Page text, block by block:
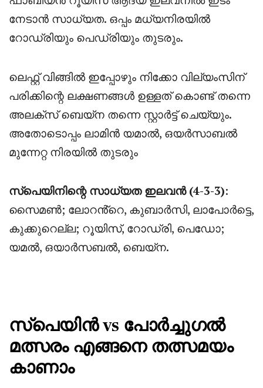
നേടാൻ സാധ്യത. ഒപ്പം മധ്യനിരയിൽ
റോഡ്രിയും പെഡ്രിയും തുടരും.
ലെഫ്റ്റ് വിങ്ങിൽ ഇപ്പോഴും നിക്കോ വില്യംസിന്
പരിക്കിന്റെ ലക്ഷണങ്ങൾ ഉള്ളത് കൊണ്ട് തന്നെ
അലക്സ് ബെയ്‌ന തന്നെ സ്റ്റാർട്ട്‌ ചെയ്യും.
അതോടൊപ്പം ലാമിൻ യമാൽ, ഒയർസാബൽ
മുന്നേറ്റ നിരയിൽ തുടരും
സ്പെയിനിന്റെ സാധ്യത ഇലവൻ (4-3-3):
സൈമൺ; ലോറൻ്റെ, കുബാർസി, ലാപോർട്ടെ,
കുക്കുറെല്ല; റൂയിസ്, റോഡ്രി, പെഡോ;
യമൽ, ഒയാർസബൽ, ബെയ്ന.
സ്പെയിൻ vs പോർച്ചുഗൽ
മത്സരം എങ്ങനെ തത്സമയം
കാണാം